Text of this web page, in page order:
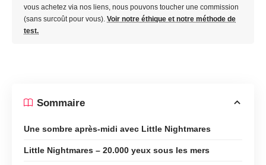
vous achetez via nos liens, nous pouvons toucher une commission
(sans surcoût pour vous). Voir notre éthique et notre méthode de
test.
Sommaire
Une sombre après-midi avec Little Nightmares
Little Nightmares – 20.000 yeux sous les mers